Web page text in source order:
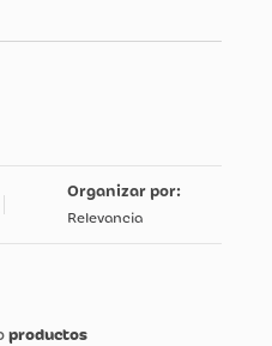
Relevancia
productos